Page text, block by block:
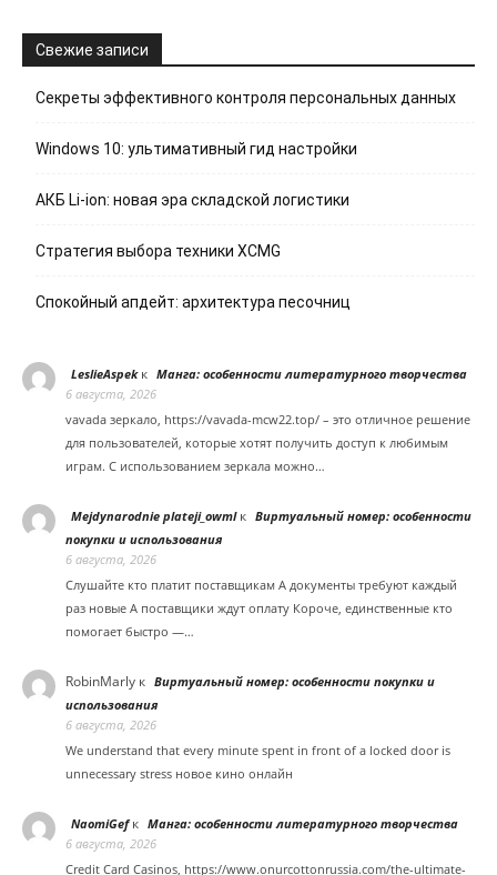
Свежие записи
Секреты эффективного контроля персональных данных
Windows 10: ультимативный гид настройки
АКБ Li-ion: новая эра складской логистики
Стратегия выбора техники XCMG
Спокойный апдейт: архитектура песочниц
LeslieAspekк Манга: особенности литературного творчества
6 августа, 2026
vavada зеркало, https://vavada-mcw22.top/ – это отличное решение
для пользователей, которые хотят получить доступ к любимым
играм. С использованием зеркала можно…
Mejdynarodnie plateji_owmlк Виртуальный номер: особенности
покупки и использования
6 августа, 2026
Слушайте кто платит поставщикам А документы требуют каждый
раз новые А поставщики ждут оплату Короче, единственные кто
помогает быстро —…
RobinMarly к Виртуальный номер: особенности покупки и
использования
6 августа, 2026
We understand that every minute spent in front of a locked door is
unnecessary stress новое кино онлайн
NaomiGefк Манга: особенности литературного творчества
6 августа, 2026
Credit Card Casinos, https://www.onurcottonrussia.com/the-ultimate-